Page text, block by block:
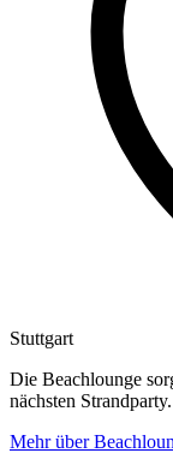
Stuttgart
Die Beachlounge
nächsten Strandparty.
Mehr über